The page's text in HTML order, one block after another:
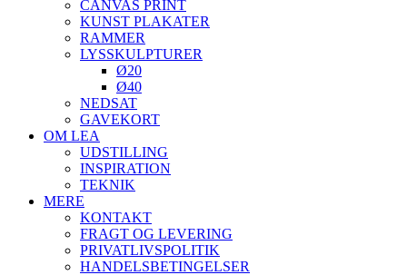
CANVAS PRINT
KUNST PLAKATER
RAMMER
LYSSKULPTURER
Ø20
Ø40
NEDSAT
GAVEKORT
OM LEA
UDSTILLING
INSPIRATION
TEKNIK
MERE
KONTAKT
FRAGT OG LEVERING
PRIVATLIVSPOLITIK
HANDELSBETINGELSER